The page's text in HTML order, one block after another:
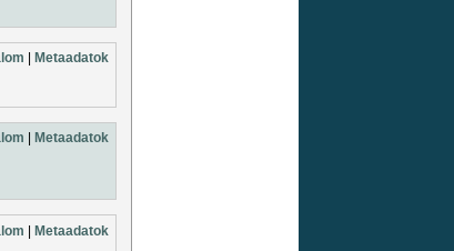
Metaadatok
Metaadatok
| Metaadatok